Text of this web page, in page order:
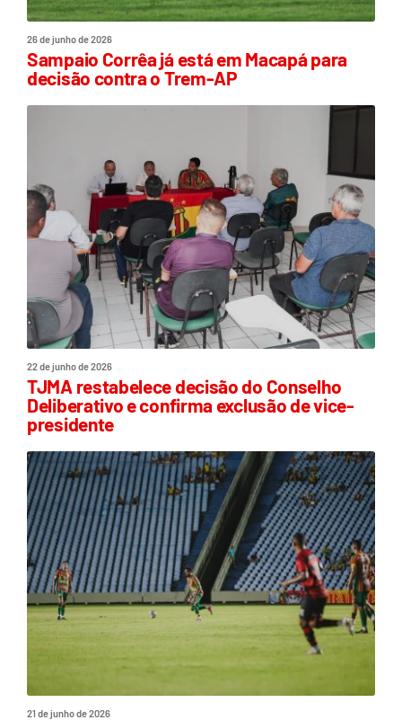
26 de junho de 2026
Sampaio Corrêa já está em Macapá para
decisão contra o Trem-AP
22 de junho de 2026
TJMA restabelece decisão do Conselho
Deliberativo e confirma exclusão de vice-
presidente
21 de junho de 2026